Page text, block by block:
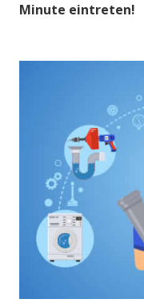
Minute eintreten!